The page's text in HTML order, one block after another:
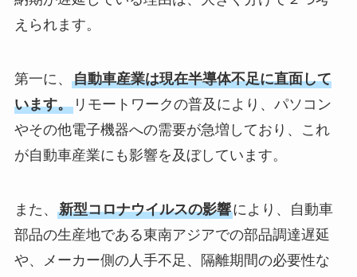
えられます。
第一に、 自動車産業は現在半導体不足に直面して
います。リモートワークの普及により、パソコン
やその他電子機器への需要が急増しており、これ
が自動車産業にも影響を及ぼしています。
また、 新型コロナウイルスの影響により、自動車
部品の生産地である東南アジアでの部品調達遅延
や、メーカー側の人手不足、隔離期間の必要性な